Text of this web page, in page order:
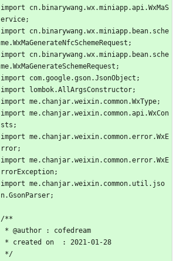
import cn.binarywang.wx.miniapp.api.WxMaS
ervice;
import cn.binarywang.wx.miniapp.bean.sche
me.WxMaGenerateNfcSchemeRequest;
import cn.binarywang.wx.miniapp.bean.sche
me.WxMaGenerateSchemeRequest;
import com.google.gson.JsonObject;
import lombok.AllArgsConstructor;
import me.chanjar.weixin.common.WxType;
import me.chanjar.weixin.common.api.WxCon
sts;
import me.chanjar.weixin.common.error.WxE
rror;
import me.chanjar.weixin.common.error.WxE
rrorException;
import me.chanjar.weixin.common.util.jso
n.GsonParser;
/**
* @author : cofedream
* created on  : 2021-01-28
*/